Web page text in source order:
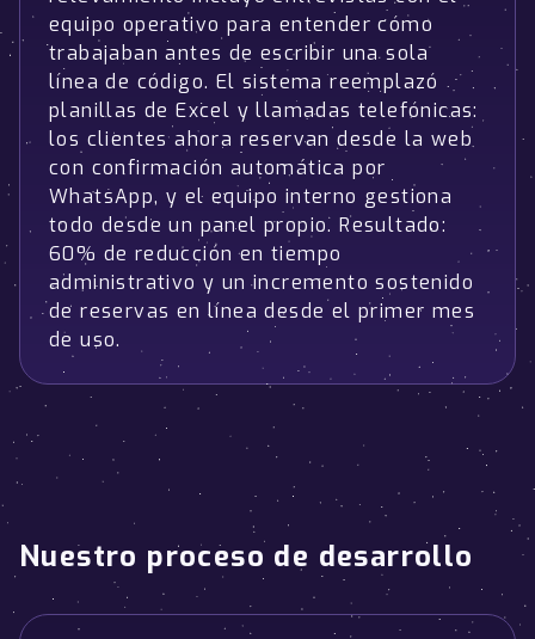
equipo operativo para entender cómo
trabajaban antes de escribir una sola
línea de código. El sistema reemplazó
planillas de Excel y llamadas telefónicas:
los clientes ahora reservan desde la web
con confirmación automática por
WhatsApp, y el equipo interno gestiona
todo desde un panel propio. Resultado:
60% de reducción en tiempo
administrativo y un incremento sostenido
de reservas en línea desde el primer mes
de uso.
Nuestro proceso de desarrollo